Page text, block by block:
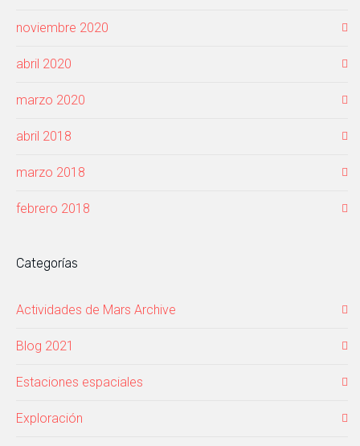
noviembre 2020
abril 2020
marzo 2020
abril 2018
marzo 2018
febrero 2018
Categorías
Actividades de Mars Archive
Blog 2021
Estaciones espaciales
Exploración